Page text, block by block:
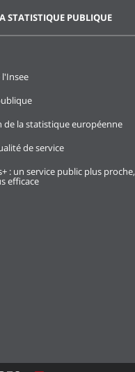
STATISTIQUE PUBLIQUE
l'Insee
de la statistique européenne
de service
: un service public plus proche,
efficace